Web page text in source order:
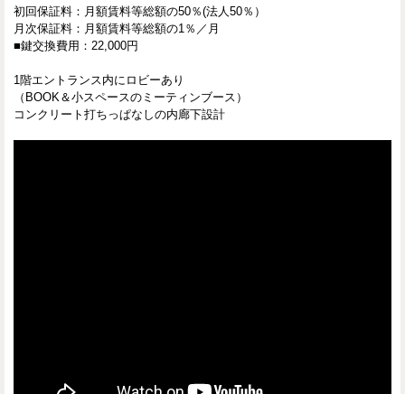
初回保証料：月額賃料等総額の50％(法人50％）
月次保証料：月額賃料等総額の1％／月
■鍵交換費用：22,000円
1階エントランス内にロビーあり
（BOOK＆小スペースのミーティンブース）
コンクリート打ちっぱなしの内廊下設計